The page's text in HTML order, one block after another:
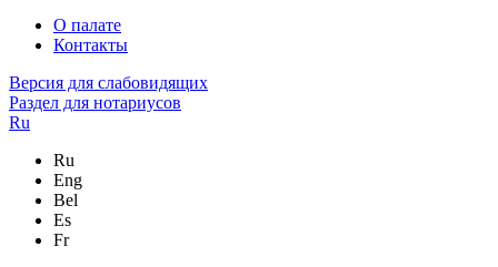
О палате
Контакты
Версия для слабовидящих
Раздел для нотариусов
Ru
Ru
Eng
Bel
Es
Fr